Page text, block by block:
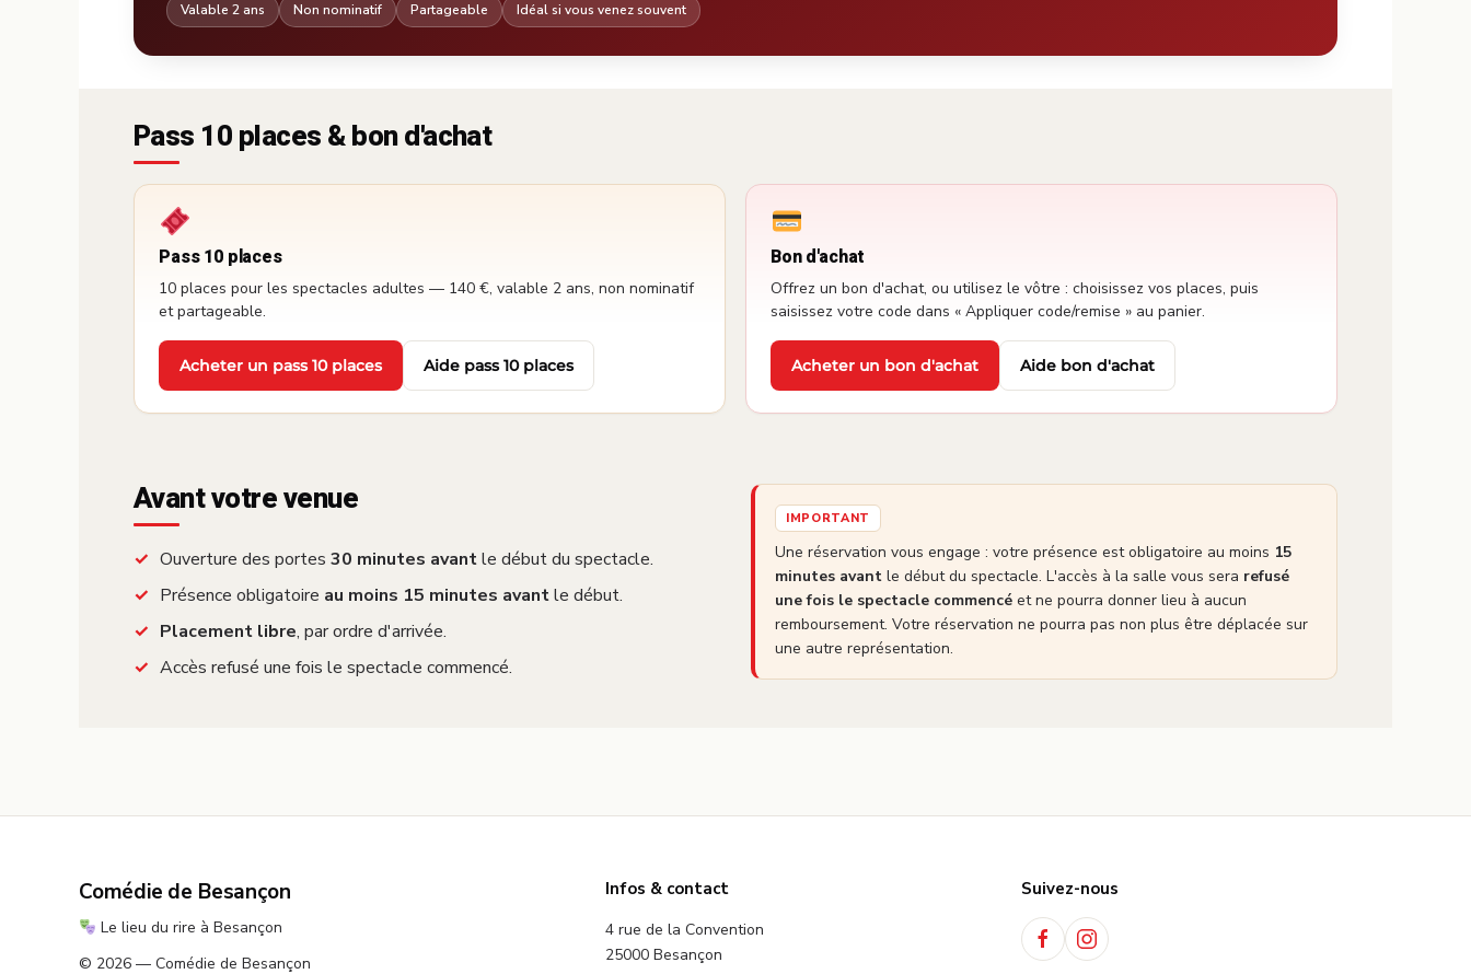
Valable 2 ans Non nominatif Partageable Idéal si vous venez souvent
Pass 10 places & bon d'achat
Pass 10 places
10 places pour les spectacles adultes — 140 €, valable 2 ans, non nominatif
et partageable.
Acheter un pass 10 places
·
Aide pass 10 places
Bon d'achat
Offrez un bon d'achat, ou utilisez le vôtre : choisissez vos places, puis
saisissez votre code dans « Appliquer code/remise » au panier.
Acheter un bon d'achat
·
Aide bon d'achat
Avant votre venue
Ouverture des portes 30 minutes avantle début du spectacle.
Présence obligatoire au moins 15 minutes avantle début.
Placement libre, par ordre d'arrivée.
Accès refusé une fois le spectacle commencé.
IMPORTANT
Une réservation vous engage : votre présence est obligatoire au moins 15
minutes avant le début du spectacle. L'accès à la salle vous sera refusé
une fois le spectacle commencé et ne pourra donner lieu à aucun
remboursement. Votre réservation ne pourra pas non plus être déplacée sur
une autre représentation.
Comédie de Besançon
Le lieu du rire à Besançon
© 2026 — Comédie de Besançon
Infos & contact
4 rue de la Convention
25000 Besançon
Suivez-nous